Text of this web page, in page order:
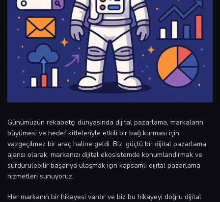
Günümüzün rekabetçi dünyasında dijital pazarlama, markaların
büyümesi ve hedef kitleleriyle etkili bir bağ kurması için
vazgeçilmez bir araç haline geldi. Biz, güçlü bir dijital pazarlama
ajansı olarak, markanızı dijital ekosistemde konumlandırmak ve
sürdürülebilir başarıya ulaşmak için kapsamlı dijital pazarlama
hizmetleri sunuyoruz.
Her markanın bir hikayesi vardır ve biz bu hikayeyi doğru dijital